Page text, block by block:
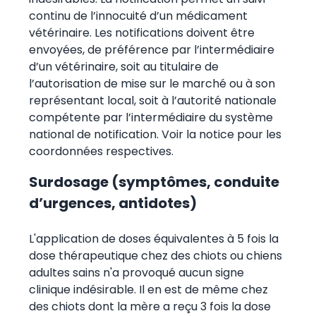
continu de l’innocuité d’un médicament
vétérinaire. Les notifications doivent être
envoyées, de préférence par l’intermédiaire
d’un vétérinaire, soit au titulaire de
l’autorisation de mise sur le marché ou à son
représentant local, soit à l’autorité nationale
compétente par l’intermédiaire du système
national de notification. Voir la notice pour les
coordonnées respectives.
Surdosage (symptômes, conduite
d’urgences, antidotes)
L'application de doses équivalentes à 5 fois la
dose thérapeutique chez des chiots ou chiens
adultes sains n'a provoqué aucun signe
clinique indésirable. Il en est de même chez
des chiots dont la mère a reçu 3 fois la dose